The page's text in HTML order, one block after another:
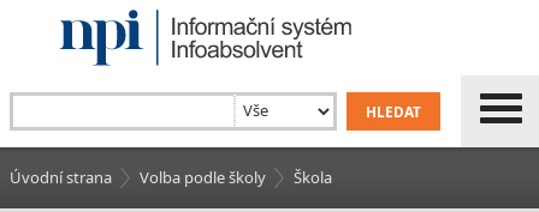
Úvodní strana Volba podle školy Škola